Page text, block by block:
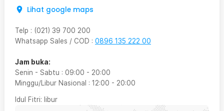
Lihat google maps
Telp : (021) 39 700 200
Whatsapp Sales / COD : 0896 135 222 00
Jam buka:
Senin - Sabtu : 09:00 - 20:00
Minggu/Libur Nasional : 12:00 - 20:00
Idul Fitri: libur